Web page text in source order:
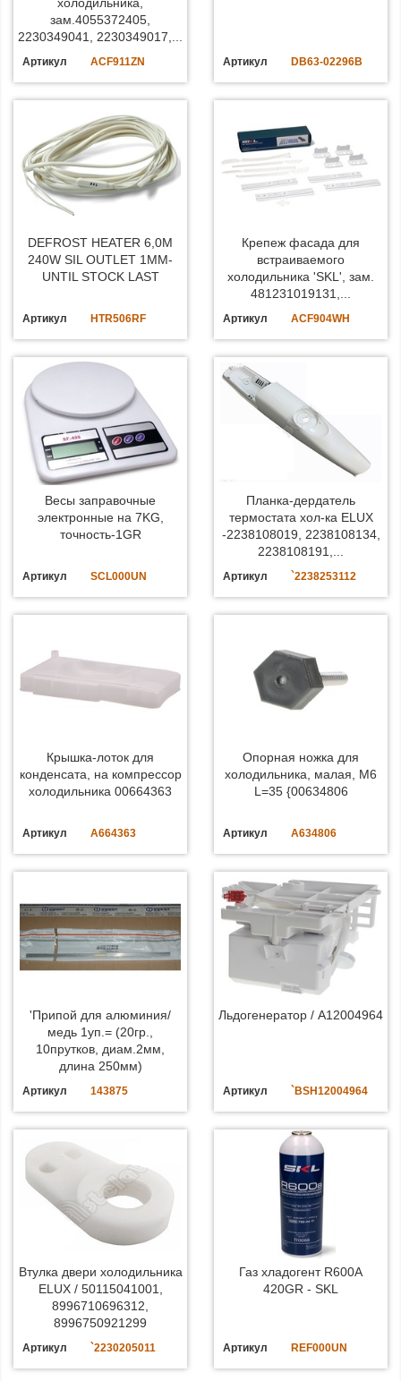
зам.4055372405,
2230349041, 2230349017,...
Артикул ACF911ZN Артикул DB63-02296B
DEFROST HEATER 6,0M
240W SIL OUTLET 1MM-
UNTIL STOCK LAST
Артикул HTR506RF
Крепеж фасада для
встраиваемого
холодильника 'SKL', зам.
481231019131,...
Артикул ACF904WH
Весы заправочные
электронные на 7KG,
точность-1GR
Артикул SCL000UN
Планка-дердатель
термостата хол-ка ELUX
-2238108019, 2238108134,
2238108191,...
Артикул `2238253112
Крышка-лоток для
конденсата, на компрессор
холодильника 00664363
Артикул A664363
Опорная ножка для
холодильника, малая, M6
L=35 {00634806
Артикул A634806
'Припой для алюминия/
медь 1уп.= (20гр.,
10прутков, диам.2мм,
длина 250мм)
Артикул 143875
Льдогенератор / A12004964
Артикул `BSH12004964
Втулка двери холодильника
ELUX / 50115041001,
8996710696312,
8996750921299
Артикул `2230205011
Газ хладогент R600A
420GR - SKL
Артикул REF000UN